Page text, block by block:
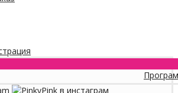
Программа